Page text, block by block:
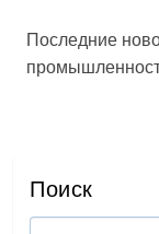
Последние
Поиск